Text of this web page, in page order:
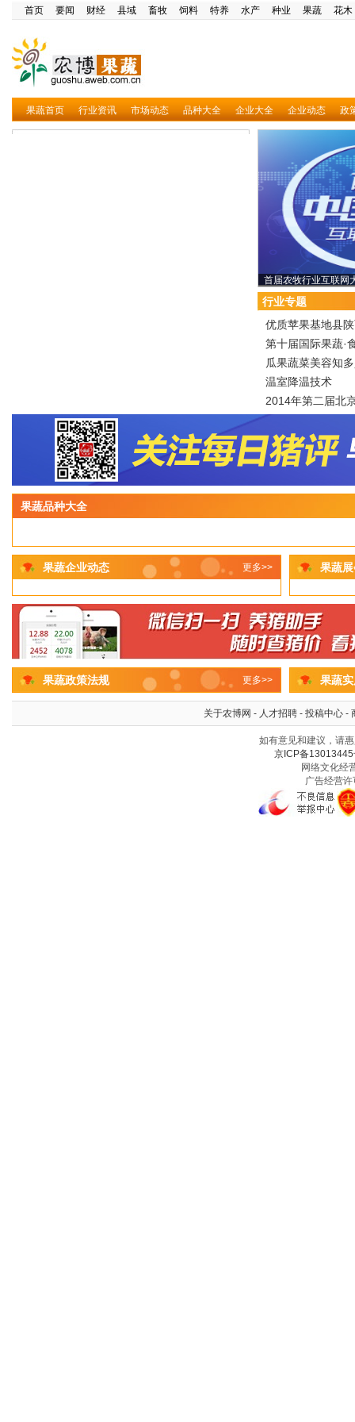
首页 要闻 财经 县域 畜牧 饲料 特养 水产 种业 果蔬 花木
果蔬首页 行业资讯 市场动态 品种大全 企业大全 企业动态 政
首届农牧行业互联网
行业专题
优质苹果基地县
第十届国际果蔬·
瓜果蔬菜美容知
温室降温技术
2014年第二届北
果蔬品种大全
果蔬企业动态 更多>> 果蔬
果蔬政策法规 更多>> 果蔬
关于农博网 - 人才招聘 - 投稿中心 -
如有意见和建议，请
京ICP备13013445
网络文化经
广告经营